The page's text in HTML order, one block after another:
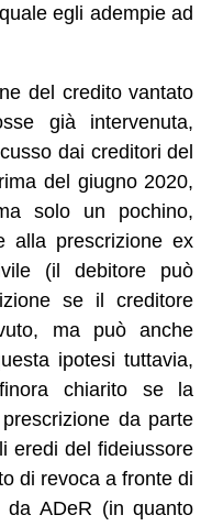
egli adempie ad
del credito vantato
già intervenuta,
dai creditori del
del giugno 2020,
solo un pochino,
alla prescrizione ex
(il debitore può
se il creditore
ma può anche
ipotesi tuttavia,
chiarito se la
da parte
eredi del fideiussore
di revoca a fronte di
da ADeR (in quanto